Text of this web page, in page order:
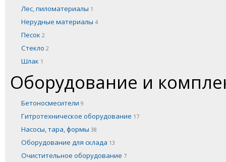
Лес, пиломатериалы 1
Нерудные материалы 4
Песок 2
Стекло 2
Шлак 1
Оборудование и
Бетоносмесители 9
Гитротехническое оборудование 17
Насосы, тара, формы 38
Оборудование для склада 13
Очистительное оборудование 7